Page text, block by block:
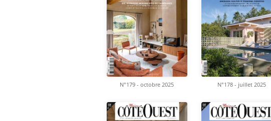
N°179 - octobre 2025 N°178 - juillet 2025